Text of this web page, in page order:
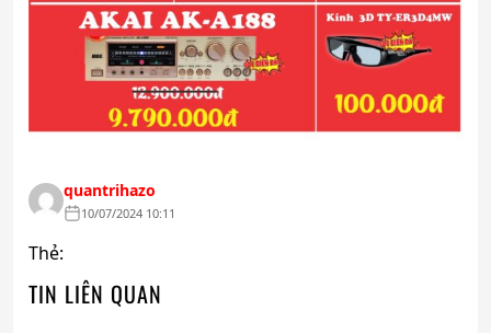
quantrihazo
10/07/2024 10:11
Thẻ:
TIN LIÊN QUAN